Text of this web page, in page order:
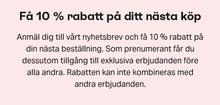
Få 10 % rabatt på ditt nästa köp
Anmäl dig till vårt nyhetsbrev och få 10 % rabatt på
din nästa beställning. Som prenumerant får du
dessutom tillgång till exklusiva erbjudanden före
alla andra. Rabatten kan inte kombineras med
andra erbjudanden.